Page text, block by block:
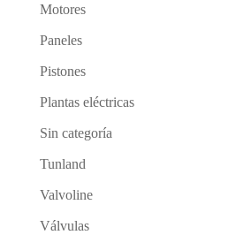
Motores
Paneles
Pistones
Plantas eléctricas
Sin categoría
Tunland
Valvoline
Válvulas